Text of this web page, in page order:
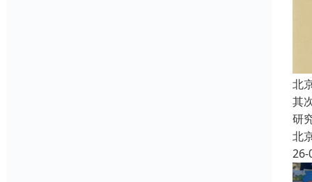
北
其
研
北
26-